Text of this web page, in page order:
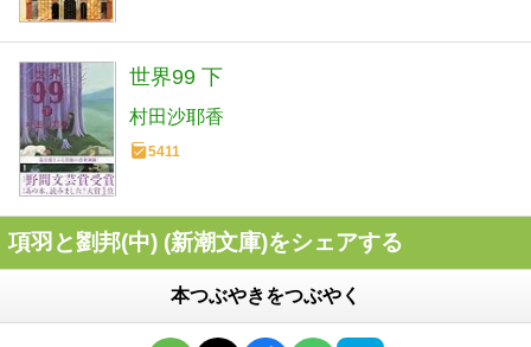
世界99 下
村田沙耶香
5411
項羽と劉邦(中) (新潮文庫)をシェアする
本つぶやきをつぶやく